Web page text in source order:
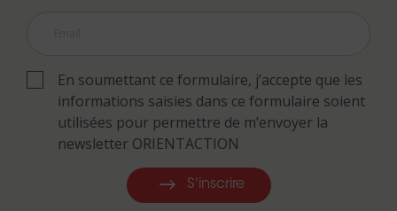
En soumettant ce formulaire, j’accepte que les
informations saisies dans ce formulaire soient
utilisées pour permettre de m’envoyer la
newsletter ORIENTACTION
S'inscrire